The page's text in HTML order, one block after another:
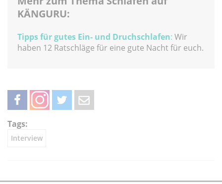
KÄNGURU:
Tipps für gutes Ein- und Druchschlafen: Wir
haben 12 Ratschläge für eine gute Nacht für euch.
teilen
Tags:
Interview